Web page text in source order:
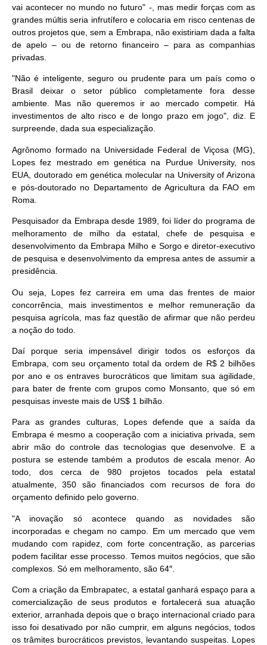
vai acontecer no mundo no futuro" -, mas medir forças com as
grandes múltis seria infrutífero e colocaria em risco centenas de
outros projetos que, sem a Embrapa, não existiriam dada a falta
de apelo – ou de retorno financeiro – para as companhias
privadas.
"Não é inteligente, seguro ou prudente para um país como o
Brasil deixar o setor público completamente fora desse
ambiente. Mas não queremos ir ao mercado competir. Há
investimentos de alto risco e de longo prazo em jogo", diz. E
surpreende, dada sua especialização.
Agrônomo formado na Universidade Federal de Viçosa (MG),
Lopes fez mestrado em genética na Purdue University, nos
EUA, doutorado em genética molecular na University of Arizona
e pós-doutorado no Departamento de Agricultura da FAO em
Roma.
Pesquisador da Embrapa desde 1989, foi líder do programa de
melhoramento de milho da estatal, chefe de pesquisa e
desenvolvimento da Embrapa Milho e Sorgo e diretor-executivo
de pesquisa e desenvolvimento da empresa antes de assumir a
presidência.
Ou seja, Lopes fez carreira em uma das frentes de maior
concorrência, mais investimentos e melhor remuneração da
pesquisa agrícola, mas faz questão de afirmar que não perdeu
a noção do todo.
Daí porque seria impensável dirigir todos os esforços da
Embrapa, com seu orçamento total da ordem de R$ 2 bilhões
por ano e os entraves burocráticos que limitam sua agilidade,
para bater de frente com grupos como Monsanto, que só em
pesquisas investe mais de US$ 1 bilhão.
Para as grandes culturas, Lopes defende que a saída da
Embrapa é mesmo a cooperação com a iniciativa privada, sem
abrir mão do controle das tecnologias que desenvolve. E a
postura se estende também a produtos de escala menor. Ao
todo, dos cerca de 980 projetos tocados pela estatal
atualmente, 350 são financiados com recursos de fora do
orçamento definido pelo governo.
"A inovação só acontece quando as novidades são
incorporadas e chegam no campo. Em um mercado que vem
mudando com rapidez, com forte concentração, as parcerias
podem facilitar esse processo. Temos muitos negócios, que são
complexos. Só em melhoramento, são 64″.
Com a criação da Embrapatec, a estatal ganhará espaço para a
comercialização de seus produtos e fortalecerá sua atuação
exterior, arranhada depois que o braço internacional criado para
isso foi desativado por não cumprir, em alguns negócios, todos
os trâmites burocráticos previstos, levantando suspeitas. Lopes